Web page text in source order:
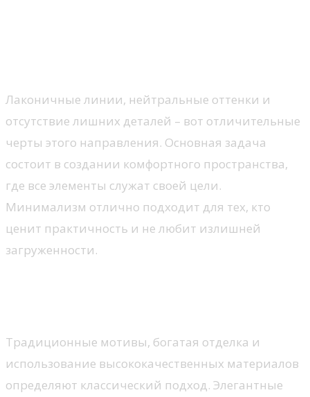
Лаконичные линии, нейтральные оттенки и
отсутствие лишних деталей – вот отличительные
черты этого направления. Основная задача
состоит в создании комфортного пространства,
где все элементы служат своей цели.
Минимализм отлично подходит для тех, кто
ценит практичность и не любит излишней
загруженности.
Традиционные мотивы, богатая отделка и
использование высококачественных материалов
определяют классический подход. Элегантные